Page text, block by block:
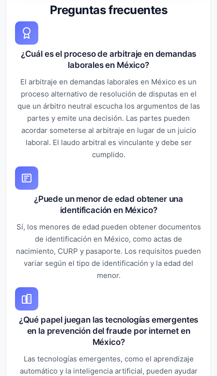
Preguntas frecuentes
¿Cuál es el proceso de arbitraje en demandas
laborales en México?
El arbitraje en demandas laborales en México es un
proceso alternativo de resolución de disputas en el
que un árbitro neutral escucha los argumentos de las
partes y emite una decisión. Las partes pueden
acordar someterse al arbitraje en lugar de un juicio
laboral. El laudo arbitral es vinculante y debe ser
cumplido.
¿Puede un menor de edad obtener una
identificación en México?
Sí, los menores de edad pueden obtener documentos
de identificación en México, como actas de
nacimiento, CURP y pasaporte. Los requisitos pueden
variar según el tipo de identificación y la edad del
menor.
¿Qué papel juegan las tecnologías emergentes
en la prevención del fraude por internet en
México?
Las tecnologías emergentes, como el aprendizaje
automático y la inteligencia artificial, pueden ayudar